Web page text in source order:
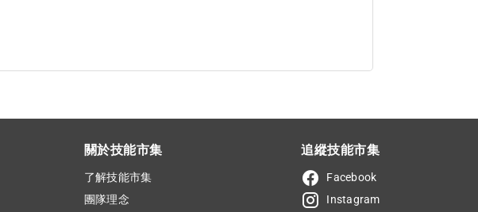
關於技能市集
了解技能市集
團隊理念
追縱技能市集
Facebook
Instagram